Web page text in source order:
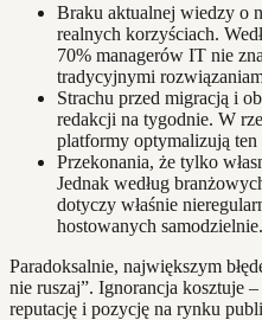
Braku aktualnej wiedzy o
realnych korzyściach.
70% managerów IT nie
tradycyjnymi
Strachu przed migracją i
redakcji na tygodnie. W
platformy optymalizują
Przekonania, że tylko
Jednak według
dotyczy właśnie
hostowanych samodzielnie.
Paradoksalnie, największym
nie ruszaj”. Ignorancja kosztuje
reputację i pozycję na rynku